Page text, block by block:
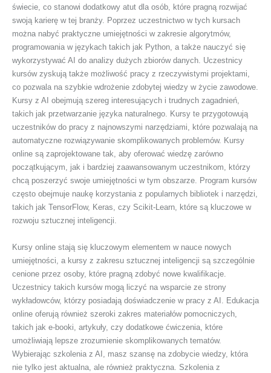
świecie, co stanowi dodatkowy atut dla osób, które pragną rozwijać
swoją karierę w tej branży. Poprzez uczestnictwo w tych kursach
można nabyć praktyczne umiejętności w zakresie algorytmów,
programowania w językach takich jak Python, a także nauczyć się
wykorzystywać AI do analizy dużych zbiorów danych. Uczestnicy
kursów zyskują także możliwość pracy z rzeczywistymi projektami,
co pozwala na szybkie wdrożenie zdobytej wiedzy w życie zawodowe.
Kursy z AI obejmują szereg interesujących i trudnych zagadnień,
takich jak przetwarzanie języka naturalnego. Kursy te przygotowują
uczestników do pracy z najnowszymi narzędziami, które pozwalają na
automatyczne rozwiązywanie skomplikowanych problemów. Kursy
online są zaprojektowane tak, aby oferować wiedzę zarówno
początkującym, jak i bardziej zaawansowanym uczestnikom, którzy
chcą poszerzyć swoje umiejętności w tym obszarze. Program kursów
często obejmuje naukę korzystania z popularnych bibliotek i narzędzi,
takich jak TensorFlow, Keras, czy Scikit-Learn, które są kluczowe w
rozwoju sztucznej inteligencji.
Kursy online stają się kluczowym elementem w nauce nowych
umiejętności, a kursy z zakresu sztucznej inteligencji są szczególnie
cenione przez osoby, które pragną zdobyć nowe kwalifikacje.
Uczestnicy takich kursów mogą liczyć na wsparcie ze strony
wykładowców, którzy posiadają doświadczenie w pracy z AI. Edukacja
online oferują również szeroki zakres materiałów pomocniczych,
takich jak e-booki, artykuły, czy dodatkowe ćwiczenia, które
umożliwiają lepsze zrozumienie skomplikowanych tematów.
Wybierając szkolenia z AI, masz szansę na zdobycie wiedzy, która
nie tylko jest aktualna, ale również praktyczna. Szkolenia z